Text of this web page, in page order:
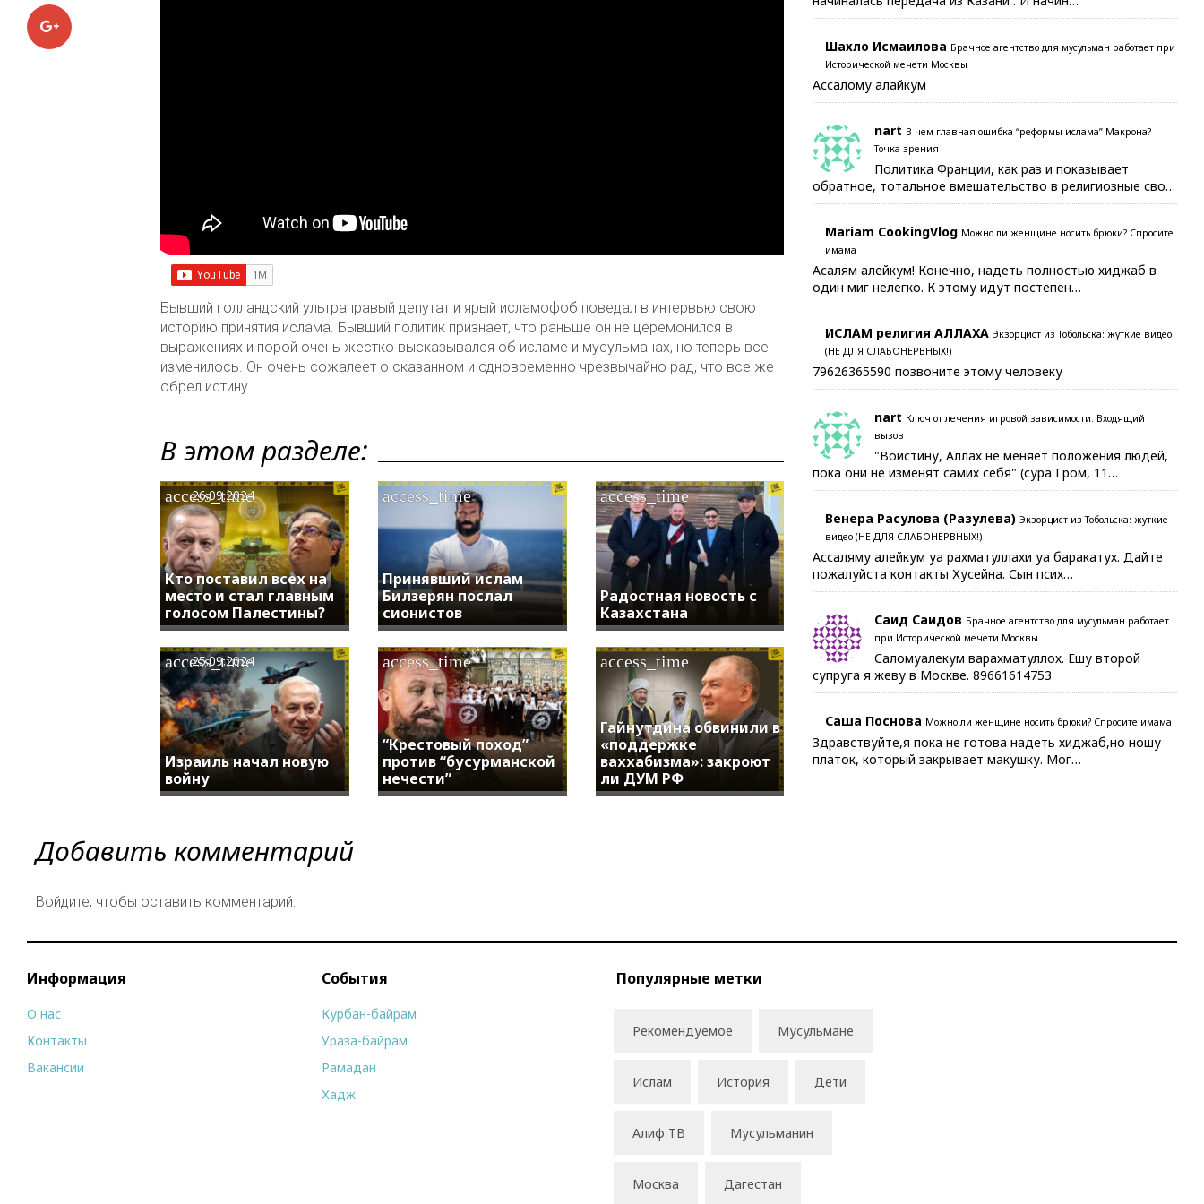
Google+
Бывший голландский ультраправый депутат и ярый исламофоб поведал в интервью свою
историю принятия ислама. Бывший политик признает, что раньше он не церемонился в
выражениях и порой очень жестко высказывался об исламе и мусульманах, но теперь все
изменилось. Он очень сожалеет о сказанном и одновременно чрезвычайно рад, что все же
обрел истину.
В этом разделе:
Кто поставил всех на
место и стал главным
голосом Палестины?
access_time
26.09.2024
Принявший ислам
Билзерян послал
сионистов
access_time
Радостная новость с
Казахстана
access_time
Израиль начал новую
войну
access_time
25.09.2024
“Крестовый поход”
против “бусурманской
нечести”
access_time
Гайнутдина обвинили в
«поддержке
ваххабизма»: закроют
ли ДУМ РФ
access_time
Добавить комментарий
Войдите, чтобы оставить комментарий:
Шахло Исмаилова Брачное агентство для мусульман работает при
Исторической мечети Москвы
Ассалому алайкум
nart В чем главная ошибка “реформы ислама” Макрона?
Точка зрения
Политика Франции, как раз и показывает
обратное, тотальное вмешательство в религиозные сво…
Mariam CookingVlog Можно ли женщине носить брюки? Спросите
имама
Асалям алейкум! Конечно, надеть полностью хиджаб в
один миг нелегко. К этому идут постепен…
ИСЛАМ религия АЛЛАХА Экзорцист из Тобольска: жуткие видео
(НЕ ДЛЯ СЛАБОНЕРВНЫХ!)
79626365590 позвоните этому человеку
nart Ключ от лечения игровой зависимости. Входящий
вызов
"Воистину, Аллах не меняет положения людей,
пока они не изменят самих себя" (сура Гром, 11…
Венера Расулова (Разулева) Экзорцист из Тобольска: жуткие
видео (НЕ ДЛЯ СЛАБОНЕРВНЫХ!)
Ассаляму алейкум уа рахматуллахи уа баракатух. Дайте
пожалуйста контакты Хусейна. Сын псих…
Саид Саидов Брачное агентство для мусульман работает
при Исторической мечети Москвы
Саломуалекум варахматуллох. Ешу второй
супруга я жеву в Москве. 89661614753
Саша Поснова Можно ли женщине носить брюки? Спросите имама
Здравствуйте,я пока не готова надеть хиджаб,но ношу
платок, который закрывает макушку. Мог…
Информация
О нас
Контакты
Вакансии
События
Курбан-байрам
Ураза-байрам
Рамадан
Хадж
Популярные метки
Рекомендуемое Мусульмане
Ислам История Дети
Алиф ТВ Мусульманин
Москва Дагестан